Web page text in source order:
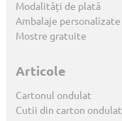
Modalități de plată
Ambalaje personalizate
Mostre gratuite
Articole
Cartonul ondulat
Cutii din carton ondulat